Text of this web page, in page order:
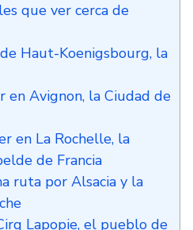
que ver cerca de
Haut-Koenigsbourg, la
en Avignon, la Ciudad de
en La Rochelle, la
de Francia
ruta por Alsacia y la
Lapopie, el pueblo de